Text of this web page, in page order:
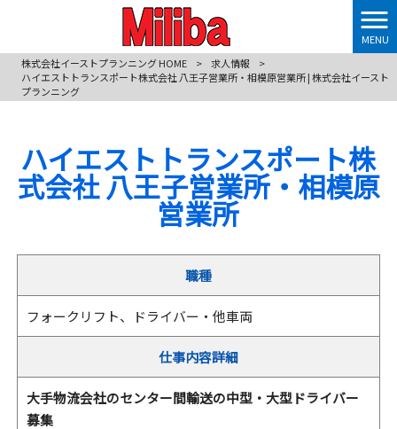
MENU
株式会社イーストプランニング HOME
> 求人情報
>
ハイエストトランスポート株式会社 八王子営業所・相模原営業所 | 株式会社イースト
プランニング
ハイエストトランスポート株
式会社 八王子営業所・相模原
営業所
職種
フォークリフト、ドライバー・他車両
仕事内容詳細
大手物流会社のセンター間輸送の中型・大型ドライバー
募集